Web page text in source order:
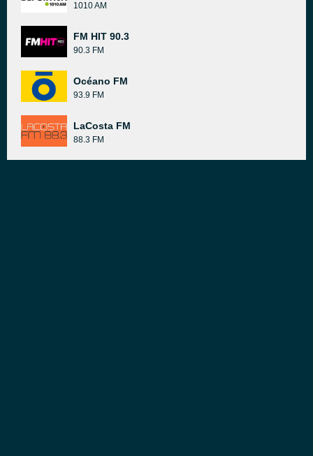
1010 AM
FM HIT 90.3
90.3 FM
Océano FM
93.9 FM
LaCosta FM
88.3 FM